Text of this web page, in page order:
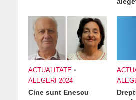
ACTUALITATE •
ALEGERI 2024
Cine sunt Enescu